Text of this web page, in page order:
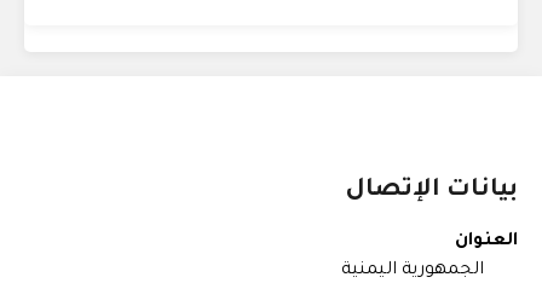
بيانات الإتصال
العنوان
الجمهورية اليمنية